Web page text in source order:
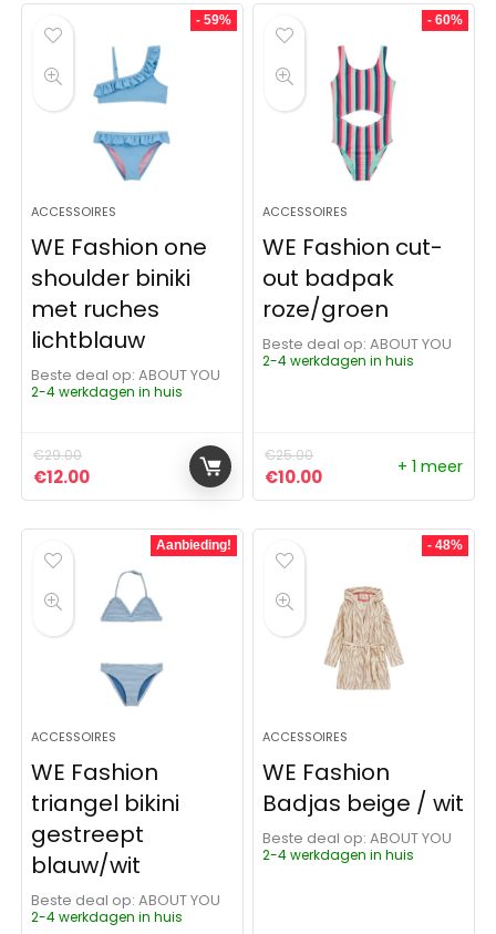
- 59%
ACCESSOIRES
WE Fashion one
shoulder biniki
met ruches
lichtblauw
Beste deal op:
ABOUT YOU
2-4 werkdagen in huis
€29.00
Oorspronkelijke prijs was: €29.00.
€12.00Huidige prijs is: €12.00.
- 60%
ACCESSOIRES
WE Fashion cut-
out badpak
roze/groen
Beste deal op:
ABOUT YOU
2-4 werkdagen in huis
€25.00
Oorspronkelijke prijs was:
€10.00Huidige prijs is:
+ 1 meer
Aanbieding!
ACCESSOIRES
WE Fashion
triangel bikini
gestreept
blauw/wit
Beste deal op:
ABOUT YOU
2-4 werkdagen in huis
- 48%
ACCESSOIRES
WE Fashion
Badjas beige / wit
Beste deal op:
ABOUT YOU
2-4 werkdagen in huis